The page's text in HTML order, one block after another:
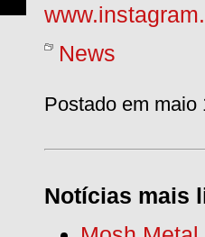
News
Postado em maio
Notícias mais